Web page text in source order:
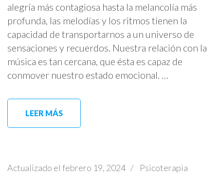
alegría más contagiosa hasta la melancolía más
profunda, las melodías y los ritmos tienen la
capacidad de transportarnos a un universo de
sensaciones y recuerdos. Nuestra relación con la
música es tan cercana, que ésta es capaz de
conmover nuestro estado emocional. …
LEER MÁS
Actualizado el febrero 19, 2024 /
Psicoterapia